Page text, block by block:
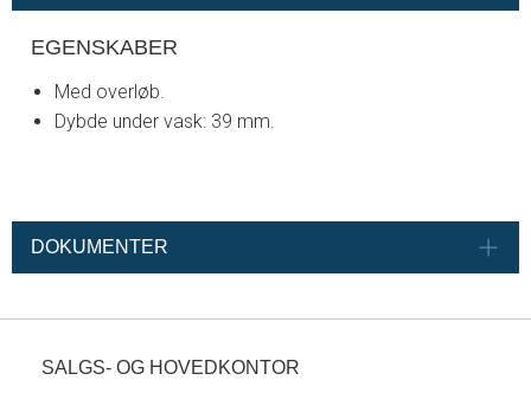
EGENSKABER
Med overløb.
Dybde under vask: 39 mm.
DOKUMENTER
SALGS- OG HOVEDKONTOR